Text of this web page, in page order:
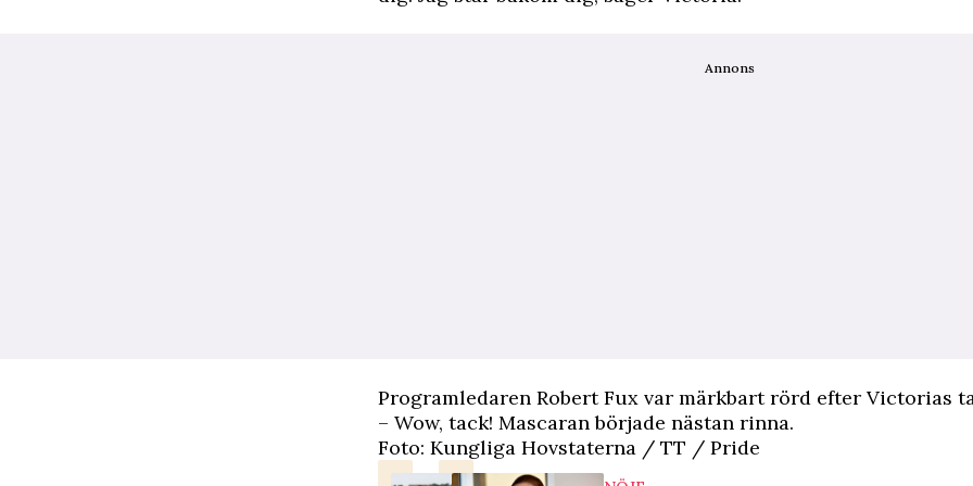
Annons
Programledaren Robert Fux var märkbart rörd efter Victorias
– Wow, tack! Mascaran började nästan rinna.
Foto: Kungliga Hovstaterna / TT / Pride